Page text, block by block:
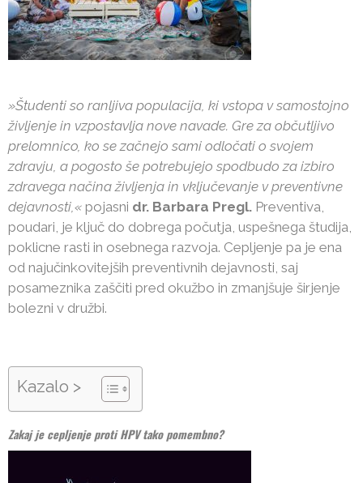
»Študenti so ranljiva populacija, ki vstopa v samostojno
življenje in vzpostavlja nove navade. Gre za občutljivo
prelomnico, ko se začnejo sami odločati o svojem
zdravju, a pogosto še potrebujejo spodbudo za izbiro
zdravega načina življenja in vključevanje v preventivne
dejavnosti,« pojasni dr. Barbara Pregl. Preventiva,
poudari, je ključ do dobrega počutja, uspešnega študija,
poklicne rasti in osebnega razvoja. Cepljenje pa je ena
od najučinkovitejših preventivnih dejavnosti, saj
posameznika zaščiti pred okužbo in zmanjšuje širjenje
bolezni v družbi.
Kazalo >
Zakaj je cepljenje proti HPV tako pomembno?